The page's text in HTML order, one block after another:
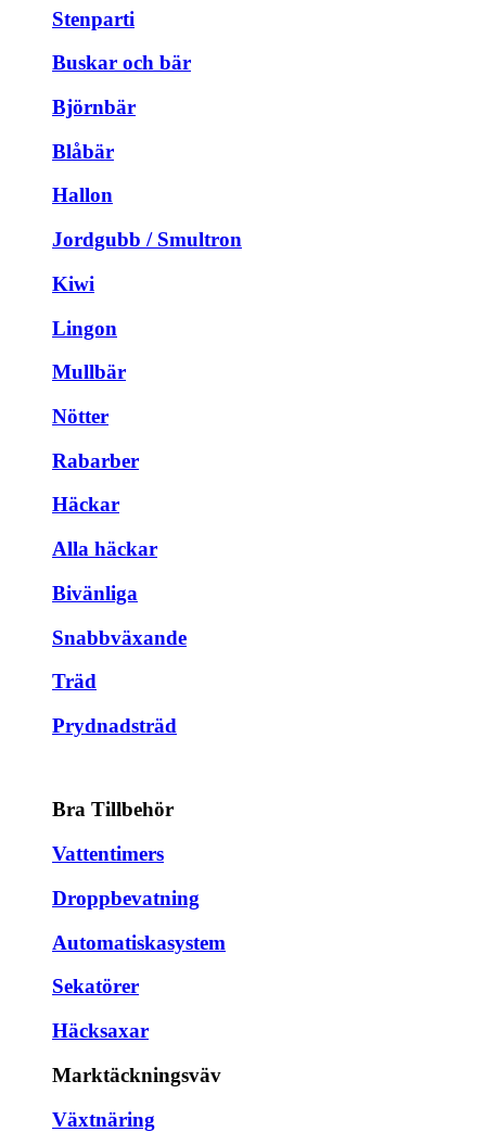
Stenparti
Buskar och bär
Björnbär
Blåbär
Hallon
Jordgubb / Smultron
Kiwi
Lingon
Mullbär
Nötter
Rabarber
Häckar
Alla häckar
Bivänliga
Snabbväxande
Träd
Prydnadsträd
Bra Tillbehör
Vattentimers
Droppbevatning
Automatiskasystem
Sekatörer
Häcksaxar
Marktäckningsväv
Växtnäring